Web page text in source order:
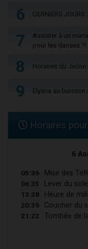
6 DERNIERS
7
Assister à un
pour les danses ?!
8 Horaires du Jeûne
9 Elyana au buisson
Horaires
6
05:36 Mise des
06:35 Lever du
13:38 Heure de
20:39 Coucher du
21:22 Tombée de